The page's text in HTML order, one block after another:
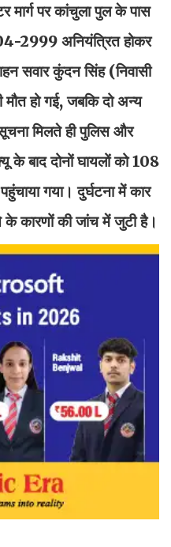
मार्ग पर कांचुला पुल के पास
2999 अनियंत्रित होकर
सवार कुंदन सिंह (निवासी
मौत हो गई, जबकि दो अन्य
मिलते ही पुलिस और
के बाद दोनों घायलों को 108
गया। दुर्घटना में कार
कारणों की जांच में जुटी है।